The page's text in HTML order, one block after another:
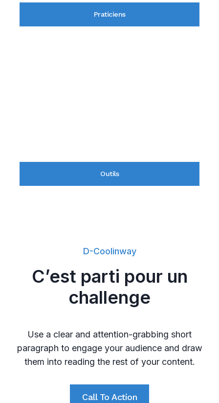
Praticiens
Outils
D-Coolinway
C’est parti pour un
challenge
Use a clear and attention-grabbing short
paragraph to engage your audience and draw
them into reading the rest of your content.
Call To Action